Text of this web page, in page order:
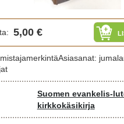
5,00 €
Suomen evankelis-
kirkkokäsikirja